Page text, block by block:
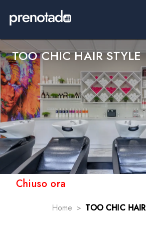
TOO CHIC HAIR STYLE
Chiuso ora
Home TOO CHIC